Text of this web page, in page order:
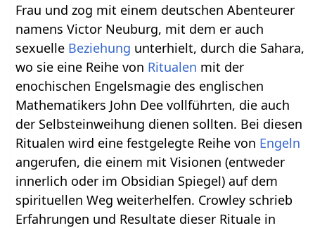
Frau und zog mit einem deutschen Abenteurer
namens Victor Neuburg, mit dem er auch
sexuelle Beziehung unterhielt, durch die Sahara,
wo sie eine Reihe von Ritualen mit der
enochischen Engelsmagie des englischen
Mathematikers John Dee vollführten, die auch
der Selbsteinweihung dienen sollten. Bei diesen
Ritualen wird eine festgelegte Reihe von Engeln
angerufen, die einem mit Visionen (entweder
innerlich oder im Obsidian Spiegel) auf dem
spirituellen Weg weiterhelfen. Crowley schrieb
Erfahrungen und Resultate dieser Rituale in